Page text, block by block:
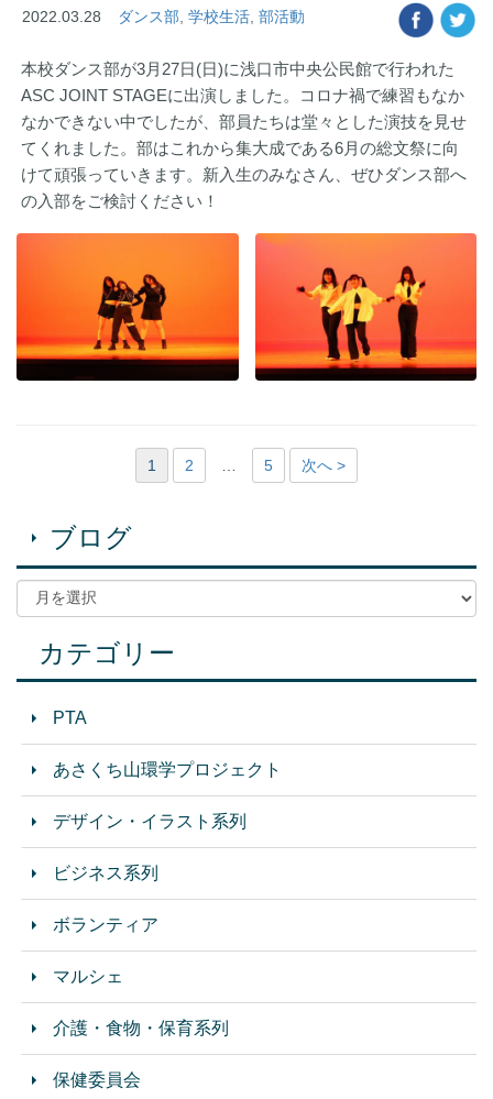
2022.03.28 ダンス部 学校生活 部活動
本校ダンス部が3月27日(日)に浅口市中央公民館で行われた
ASC JOINT STAGEに出演しました。コロナ禍で練習もなか
なかできない中でしたが、部員たちは堂々とした演技を見せ
てくれました。部はこれから集大成である6月の総文祭に向
けて頑張っていきます。新入生のみなさん、ぜひダンス部へ
の入部をご検討ください！
1 2 … 5 次へ >
ブログ
カテゴリー
PTA
あさくち山環学プロジェクト
デザイン・イラスト系列
ビジネス系列
ボランティア
マルシェ
介護・食物・保育系列
保健委員会